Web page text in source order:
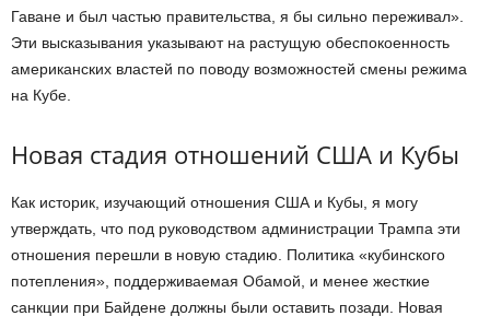
Гаване и был частью правительства, я бы сильно переживал».
Эти высказывания указывают на растущую обеспокоенность
американских властей по поводу возможностей смены режима
на Кубе.
Новая стадия отношений США и Кубы
Как историк, изучающий отношения США и Кубы, я могу
утверждать, что под руководством администрации Трампа эти
отношения перешли в новую стадию. Политика «кубинского
потепления», поддерживаемая Обамой, и менее жесткие
санкции при Байдене должны были оставить позади. Новая